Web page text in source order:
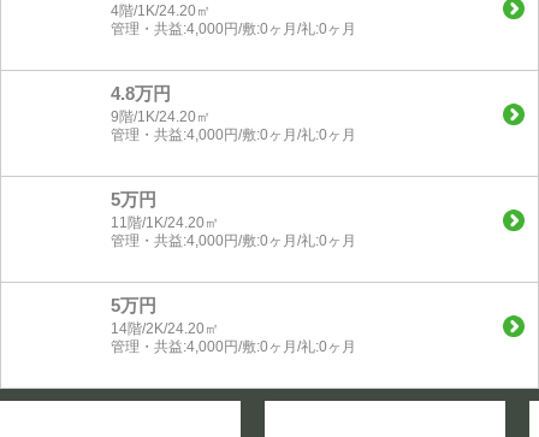
4階/1K/24.20㎡
管理・共益:4,000円/敷:0ヶ月/礼:0ヶ月
4.8万円
9階/1K/24.20㎡
管理・共益:4,000円/敷:0ヶ月/礼:0ヶ月
5万円
11階/1K/24.20㎡
管理・共益:4,000円/敷:0ヶ月/礼:0ヶ月
5万円
14階/2K/24.20㎡
管理・共益:4,000円/敷:0ヶ月/礼:0ヶ月